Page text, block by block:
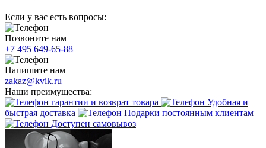
Если у вас есть вопросы:
Позвоните нам
+7 495 649-65-88
Напишите нам
zakaz@kvik.ru
Наши преимущества:
гарантии и возврат товара
Удобная и
быстрая доставка
Подарки постоянным клиентам
Доступен самовывоз